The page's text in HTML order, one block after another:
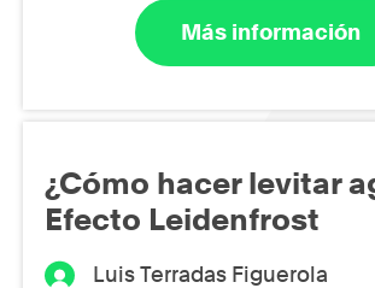
Más información
¿Cómo hacer levitar
Efecto Leidenfrost
Luis Terradas Figuerola